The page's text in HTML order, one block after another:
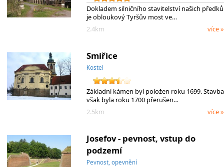
Dokladem silničního stavitelství našich předků
je obloukový Tyršův most ve…
2.4km
více »
Smiřice
Kostel
Základní kámen byl položen roku 1699. Stavba
však byla roku 1700 přerušen…
2.5km
více »
Josefov - pevnost, vstup do
podzemí
Pevnost, opevnění